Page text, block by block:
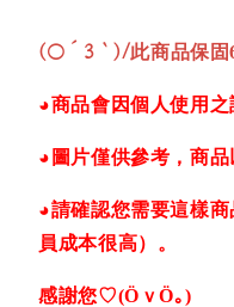
(○´3｀)/此商品保
◕商品會因個人使用之
◕圖片僅供參考，商品
◕請確認您需要這樣
員成本很高）。
感謝您♡(ӦｖӦ｡)